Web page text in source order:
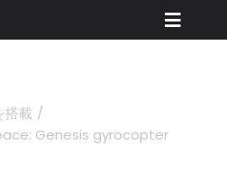
Toggle
搭載
Genesis gyrocopter